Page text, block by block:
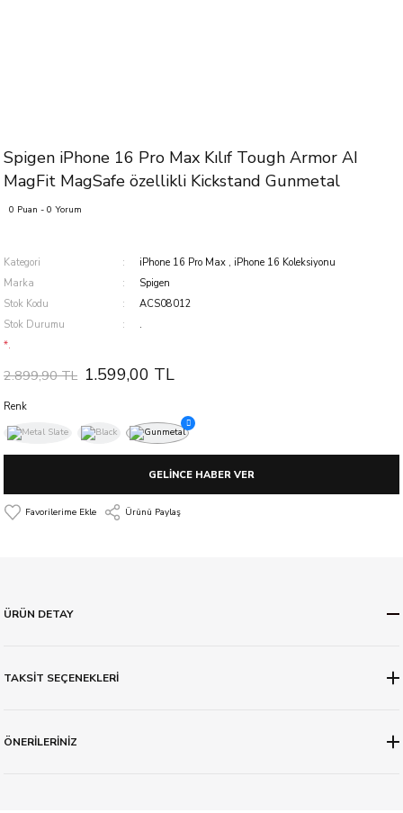
Spigen iPhone 16 Pro Max Kılıf Tough Armor AI
MagFit MagSafe özellikli Kickstand Gunmetal
0 Puan - 0 Yorum
Kategori iPhone 16 Pro Max , iPhone 16 Koleksiyonu
Marka
Spigen
Stok Kodu
ACS08012
Stok Durumu
.
*.
2.899,90 TL 1.599,00 TL
Renk
GELİNCE HABER VER
Ürünü Paylaş
ÜRÜN DETAY
TAKSİT SEÇENEKLERİ
ÖNERİLERİNİZ